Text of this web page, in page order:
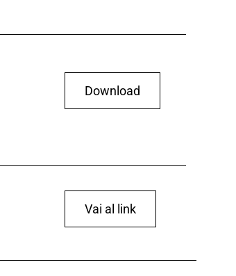
Download
Vai al link